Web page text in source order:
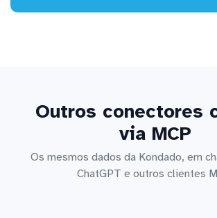
Outros conectores
via MCP
Os mesmos dados da Kondado, em
ChatGPT e outros clientes